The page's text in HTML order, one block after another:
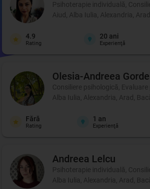
Psihoterapie individuală,
Aiud, Alba Iulia, Alexandria,
4.9
Rating
20 ani
Experienţă
Olesia-Andreea
Consiliere psihologică,
Alba Iulia, Alexandria, Arad,
Fără
Rating
1 an
Experienţă
Andreea Lelcu
Psihoterapie individuală,
Alba Iulia, Alexandria, Arad,